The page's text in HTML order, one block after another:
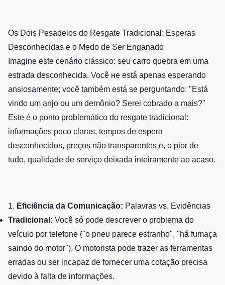
Os Dois Pesadelos do Resgate Tradicional: Esperas
Desconhecidas e o Medo de Ser Enganado
Imagine este cenário clássico: seu carro quebra em uma
estrada desconhecida. Você не está apenas esperando
ansiosamente; você também está se perguntando: "Está
vindo um anjo ou um demônio? Serei cobrado a mais?"
Este é o ponto problemático do resgate tradicional:
informações poco claras, tempos de espera
desconhecidos, preços não transparentes e, o pior de
tudo, qualidade de serviço deixada inteiramente ao acaso.
1. Eficiência da Comunicação: Palavras vs. Evidências
Tradicional: Você só pode descrever o problema do
veículo por telefone ("o pneu parece estranho", "há fumaça
saindo do motor"). O motorista pode trazer as ferramentas
erradas ou ser incapaz de fornecer uma cotação precisa
devido à falta de informações.